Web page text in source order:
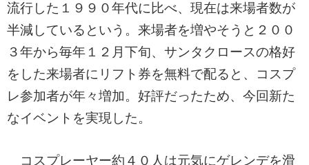
流行した１９９０年代に比べ、現在は来場者数が
半減しているという。来場者を増やそうと２００
３年から毎年１２月下旬、サンタクロースの格好
をした来場者にリフト券を無料で配ると、コスプ
レ参加者が年々増加。好評だったため、今回新た
なイベントを実現した。
コスプレーヤー約４０人は元気にゲレンデを滑